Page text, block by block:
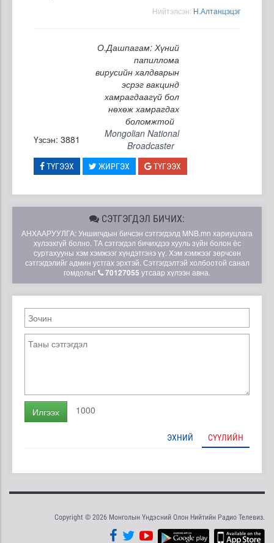
Нийтэлсэн: Н.Алтанцэцэг
О.Дашпагам: Хүний
папиллома
вирусийн халдварын
эсрэг вакцинд
хамрагдаагүй бол
нөхөж хамрагдах
боломжтой
Үзсэн: 3881
Mongolian National
Broadcaster
ТҮГЭЭХ ЖИРГЭХ ТҮГЭЭХ
СЭТГЭГДЭЛ БИЧИХ:
АНХААРУУЛГА: Уншигчдын бичсэн сэтгэгдэлд MNB.mn хариуцлага
хүлээхгүй болно. ТА сэтгэгдэл бичихдээ хууль зүйн болон ёс
суртахууны хэм хэмжээг хүндэтгэнэ үү. Хэм хэмжээг зөрчсөн
сэтгэгдэлийг админ устгах эрхтэй. Сэтгэгдэлтэй холбоотой санал
гомдолыг
70127055 утсаар хүлээн авна.
Илгээх 1000
ЭХНИЙ СҮҮЛИЙН
Copyright © 2026 Монголын Үндэсний Олон Нийтийн Радио Телевиз.